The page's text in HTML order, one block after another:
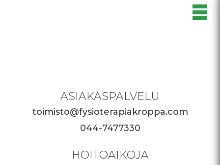
ASIAKASPALVELU
toimisto@fysioterapiakroppa.com
044-7477330
HOITOAIKOJA